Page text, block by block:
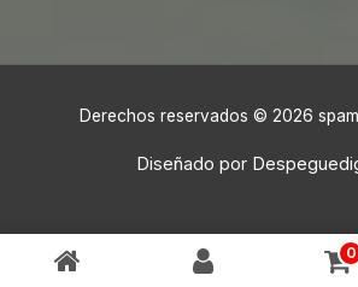
Derechos reservados © 2026
Diseñado por
0